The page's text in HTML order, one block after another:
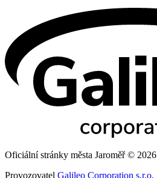
Oficiální stránky města Jaroměř © 2026
Provozovatel Galileo Corporation s.r.o.